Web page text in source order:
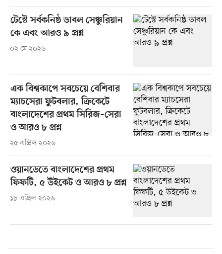
টেস্টে সর্বকনিষ্ঠ ডাবল সেঞ্চুরিয়ান
কে এবং আরও ৯ প্রশ্ন
০২ মে ২০২৬
এক বিশ্বকাপে সবচেয়ে বেশিবার
ম্যাচসেরা ফুটবলার, ক্রিকেটে
বাংলাদেশের প্রথম সিরিজ–সেরা
ও আরও ৮ প্রশ্ন
২৫ এপ্রিল ২০২৬
ওয়ানডেতে বাংলাদেশের প্রথম
ফিফটি, ৫ উইকেট ও আরও ৮ প্রশ্ন
১৮ এপ্রিল ২০২৬